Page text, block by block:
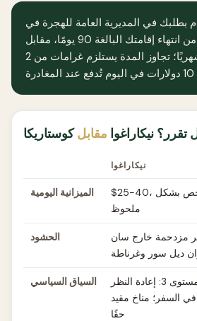
بطلبك في المديرية العامة للهجرة في
ماناغوا قبل 30 يومًا من انتهاء إقامتك البالغة 90 يومًا، مقابل
حوالي 25 دولارًا شهريًا؛ تجاوز المدة يستلزم غرامات من 2
تقرر؟ نيكاراغوا مقابلكوستاريكا
نيكاراغوا
الميزانية اليومية
$25-40، أرخص بشكل
ملحوظ
الحشود
مزدحمة خارج سان
ديل سور وغرناطة
السياق السياسي
المستوى 3: إعادة النظر
في السفر؛ مناخ مقيد
حقًا